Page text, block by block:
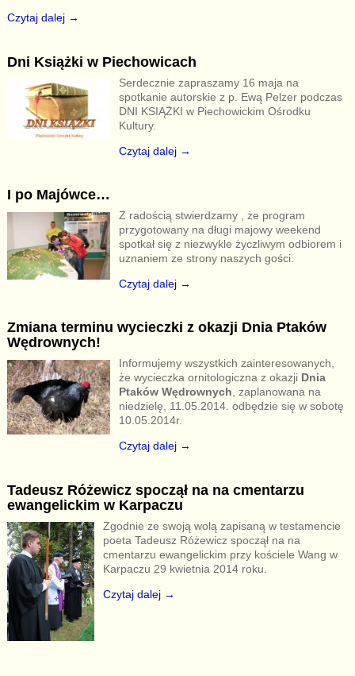
Czytaj dalej →
Dni Książki w Piechowicach
Serdecznie zapraszamy 16 maja na
spotkanie autorskie z p. Ewą Pelzer podczas
DNI KSIĄŻKI w Piechowickim Ośrodku
Kultury.
Czytaj dalej →
I po Majówce…
Z radością stwierdzamy , że program
przygotowany na długi majowy weekend
spotkał się z niezwykle życzliwym odbiorem i
uznaniem ze strony naszych gości.
Czytaj dalej →
Zmiana terminu wycieczki z okazji Dnia Ptaków
Wędrownych!
Informujemy wszystkich zainteresowanych,
że wycieczka ornitologiczna z okazji Dnia
Ptaków Wędrownych, zaplanowana na
niedzielę, 11.05.2014. odbędzie się w sobotę
10.05.2014r.
Czytaj dalej →
Tadeusz Różewicz spoczął na na cmentarzu
ewangelickim w Karpaczu
Zgodnie ze swoją wolą zapisaną w testamencie
poeta Tadeusz Różewicz spoczął na na
cmentarzu ewangelickim przy kościele Wang w
Karpaczu 29 kwietnia 2014 roku.
Czytaj dalej →